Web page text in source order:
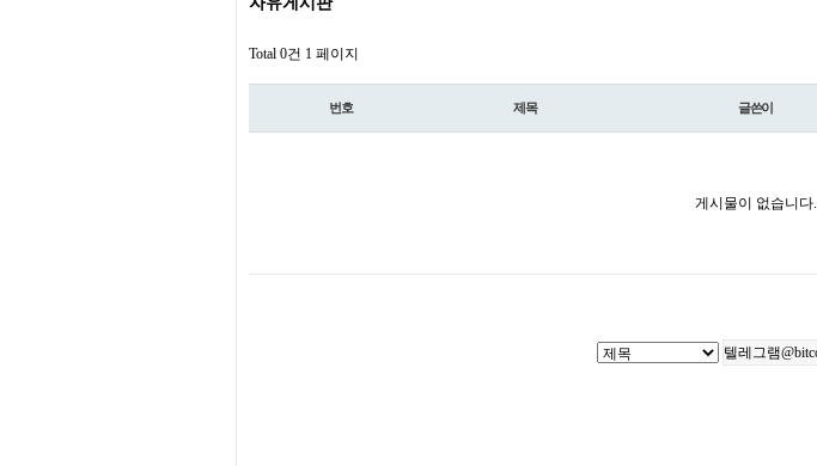
Total 0건 1 페이지
번호 제목 글쓴이
게시물이 없습니다.